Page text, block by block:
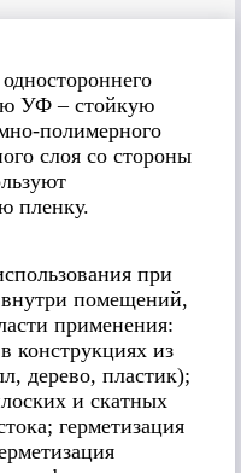
УФ – стойкую
полимерного
слоя со стороны
пленку.
при
внутри помещений,
применения:
конструкциях из
дерево, пластик);
и скатных
герметизация